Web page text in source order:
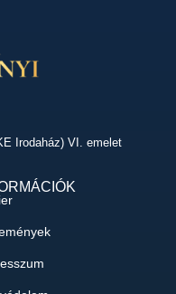
Irodaház) VI. emelet